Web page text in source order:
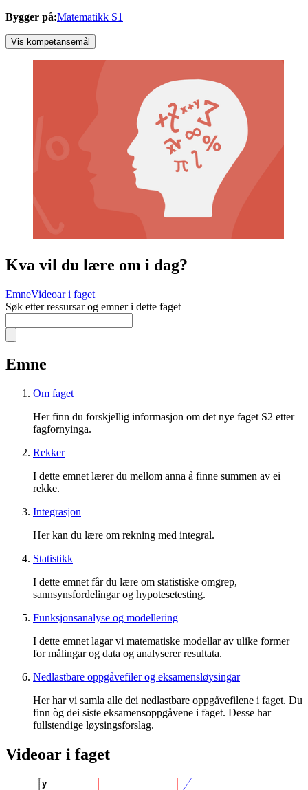
Bygger på:Matematikk S1
Vis kompetansemål
Kva vil du lære om i dag?
EmneVideoar i faget
Søk etter ressursar og emner i dette faget
Emne
Om faget
Her finn du forskjellig informasjon om det nye faget S2 etter
fagfornyinga.
Rekker
I dette emnet lærer du mellom anna å finne summen av ei
rekke.
Integrasjon
Her kan du lære om rekning med integral.
Statistikk
I dette emnet får du lære om statistiske omgrep,
sannsynsfordelingar og hypotesetesting.
Funksjonsanalyse og modellering
I dette emnet lagar vi matematiske modellar av ulike former
for målingar og data og analyserer resultata.
Nedlastbare oppgåvefiler og eksamensløysingar
Her har vi samla alle dei nedlastbare oppgåvefilene i faget. Du
finn òg dei siste eksamensoppgåvene i faget. Desse har
fullstendige løysingsforslag.
Videoar i faget